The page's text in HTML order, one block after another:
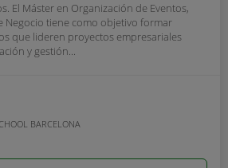
El Máster en Organización de Eventos,
Negocio tiene como objetivo formar
que lideren proyectos empresariales
y gestión...
BARCELONA